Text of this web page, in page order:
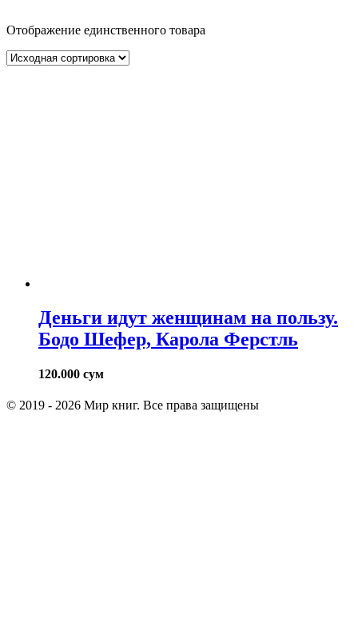
Отображение единственного товара
Деньги идут женщинам на пользу.
Бодо Шефер, Карола Ферстль
120.000 сум
© 2019 - 2026 Мир книг. Все права защищены